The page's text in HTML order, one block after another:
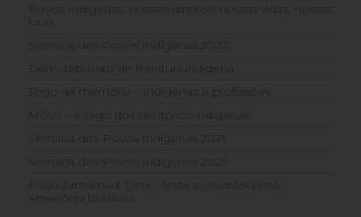
Povos Indígenas: nossos direitos, nossas vidas, nossas
lutas
Semana dos Povos Indígenas 2022
Talin – tabuleiro de literatura indígena
Jogo da memória – Indígenas e profissões
MOVÍ – o jogo dos territórios indígenas
Semana dos Povos Indígenas 2021
Semana dos Povos Indígenas 2020
Povo Jamamadi Deni – festa e resistência na
Amazônia brasileira